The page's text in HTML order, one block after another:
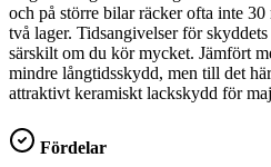
och på större bilar räcker ofta inte
två lager. Tidsangivelser för
särskilt om du kör mycket. Jämfört
mindre långtidsskydd, men till det
attraktivt keramiskt lackskydd för
Fördelar